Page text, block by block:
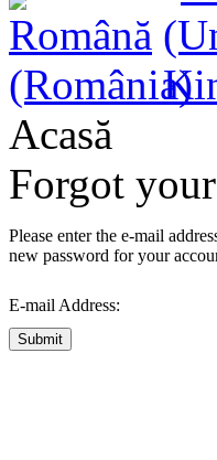
Acasă
Forgot
Please enter the e-mail
new password for your
E-mail Address:
Submit